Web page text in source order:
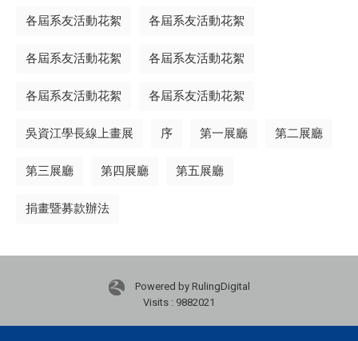
各屆系友活動花絮 各屆系友活動花絮
各屆系友活動花絮 各屆系友活動花絮
各屆系友活動花絮 各屆系友活動花絮
吳資江學長線上畫展 序 第一展廳 第二展廳
第三展廳 第四展廳 第五展廳
捐畫暨募款辦法
Powered by RulingDigital
Visits : 9882021